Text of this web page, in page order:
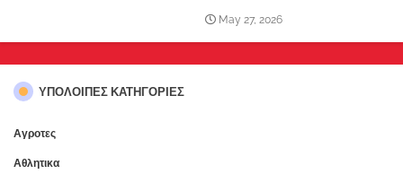
May 27, 2026
ΥΠΌΛΟΙΠΕΣ ΚΑΤΗΓΟΡΊΕΣ
Αγροτες
Αθλητικα